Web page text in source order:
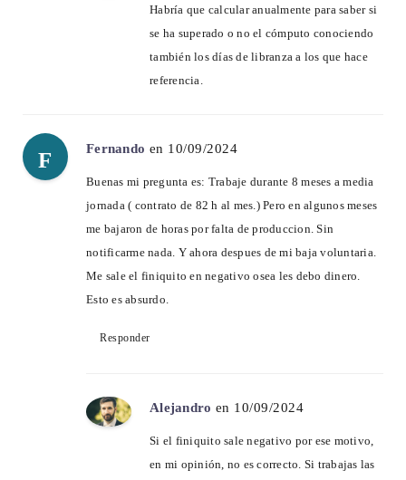
Habría que calcular anualmente para saber si
se ha superado o no el cómputo conociendo
también los días de libranza a los que hace
referencia.
F Fernando en 10/09/2024
Buenas mi pregunta es: Trabaje durante 8 meses a media
jornada ( contrato de 82 h al mes.) Pero en algunos meses
me bajaron de horas por falta de produccion. Sin
notificarme nada. Y ahora despues de mi baja voluntaria.
Me sale el finiquito en negativo osea les debo dinero.
Esto es absurdo.
Responder
Alejandro en 10/09/2024
Si el finiquito sale negativo por ese motivo,
en mi opinión, no es correcto. Si trabajas las